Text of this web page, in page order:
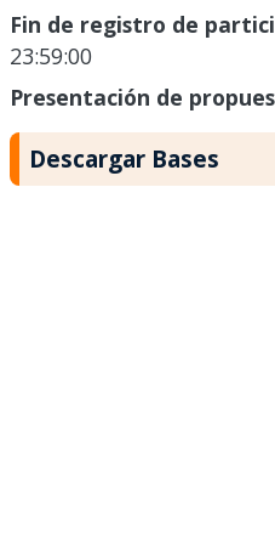
Fin de registro de
23:59:00
Presentación de
Descargar Bases